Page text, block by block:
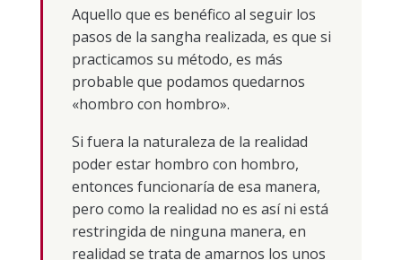
Aquello que es benéfico al seguir los
pasos de la sangha realizada, es que si
practicamos su método, es más
probable que podamos quedarnos
«hombro con hombro».
Si fuera la naturaleza de la realidad
poder estar hombro con hombro,
entonces funcionaría de esa manera,
pero como la realidad no es así ni está
restringida de ninguna manera, en
realidad se trata de amarnos los unos